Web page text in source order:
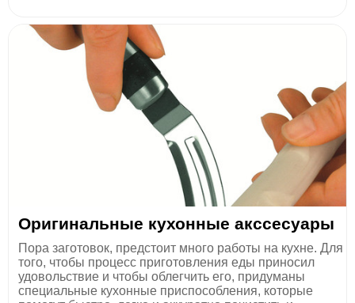
Оригинальные кухонные акссесуары
Пора заготовок, предстоит много работы на кухне. Для
того, чтобы процесс приготовления еды приносил
удовольствие и чтобы облегчить его, придуманы
специальные кухонные приспособления, которые